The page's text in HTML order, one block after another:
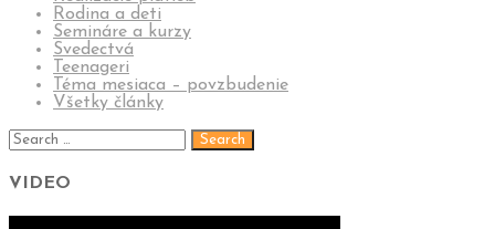
Rodina a deti
Semináre a kurzy
Svedectvá
Teenageri
Téma mesiaca – povzbudenie
Všetky články
VIDEO